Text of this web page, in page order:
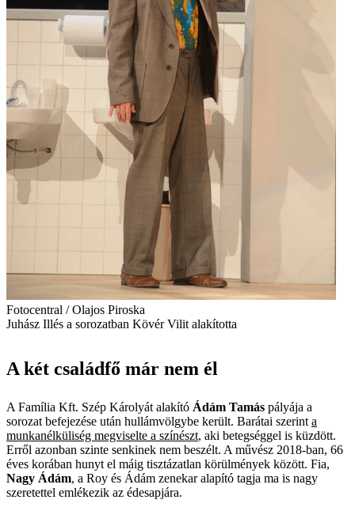
Fotocentral / Olajos Piroska
Juhász Illés a sorozatban Kövér Vilit alakította
A két családfő már nem él
A Família Kft. Szép Károlyát alakító Ádám Tamás pályája a
sorozat befejezése után hullámvölgybe került. Barátai szerint a
munkanélküliség megviselte a színészt, aki betegséggel is küzdött.
Erről azonban szinte senkinek nem beszélt. A művész 2018-ban, 66
éves korában hunyt el máig tisztázatlan körülmények között. Fia,
Nagy Ádám, a Roy és Ádám zenekar alapító tagja ma is nagy
szeretettel emlékezik az édesapjára.